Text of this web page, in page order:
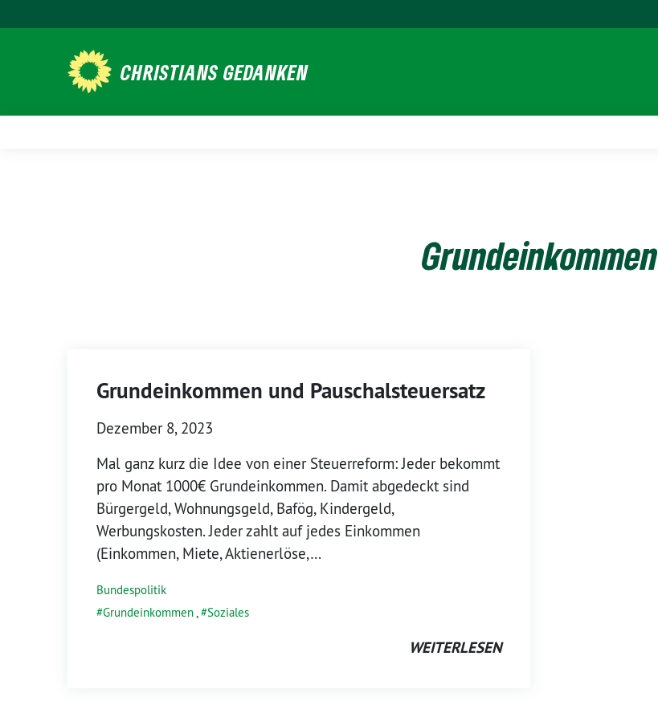
zum
CHRISTIANS GEDANKEN
Grundeinkommen
Grundeinkommen und Pauschalsteuersatz
Dezember 8, 2023
Mal ganz kurz die Idee von einer Steuerreform: Jeder bekommt
pro Monat 1000€ Grundeinkommen. Damit abgedeckt sind
Bürgergeld, Wohnungsgeld, Bafög, Kindergeld,
Werbungskosten. Jeder zahlt auf jedes Einkommen
(Einkommen, Miete, Aktienerlöse,…
Bundespolitik
Grundeinkommen, Soziales
WEITERLESEN